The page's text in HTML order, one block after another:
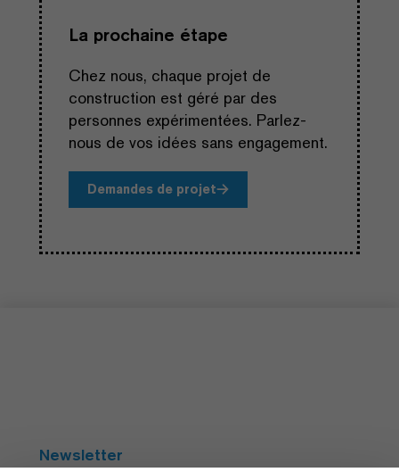
La prochaine étape
Chez nous, chaque projet de
construction est géré par des
personnes expérimentées. Parlez-
nous de vos idées sans engagement.
Demandes de projet
Newsletter